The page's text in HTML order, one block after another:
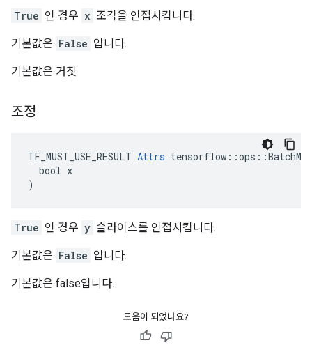
True 인 경우 x 조각을 인접시킵니다.
기본값은 False 입니다.
기본값은 거짓
조정
TF_MUST_USE_RESULT Attrs
  bool x
)
True 인 경우 y 슬라이스를 인접시킵니다.
기본값은 False 입니다.
기본값은 false입니다.
도움이 되었나요?